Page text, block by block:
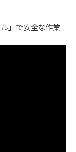
」で安全な作業